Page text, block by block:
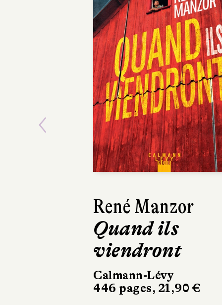
René Manzor
Quand ils
viendront
Calmann-Lévy
446 pages, 21,90 €
C'est
d'un
Previous